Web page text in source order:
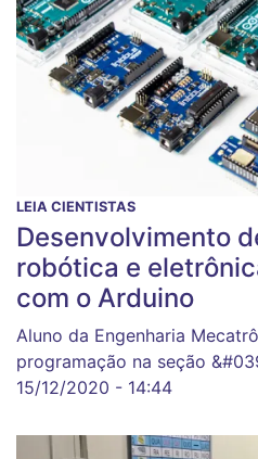
LEIA CIENTISTAS
Desenvolvimento
robótica e
com o Arduino
Aluno da Engenharia
programação na seção
15/12/2020 - 14:44